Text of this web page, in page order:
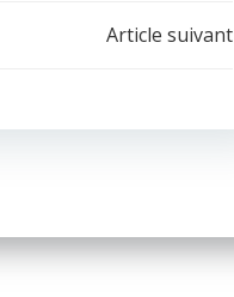
Article suivant